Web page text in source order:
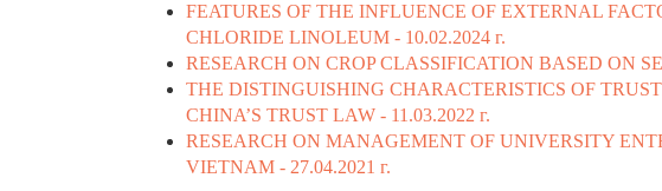
FEATURES OF THE INFLUENCE OF EXTERNAL
CHLORIDE LINOLEUM - 10.02.2024 г.
RESEARCH ON CROP CLASSIFICATION BASED ON
THE DISTINGUISHING CHARACTERISTICS OF
CHINA’S TRUST LAW - 11.03.2022 г.
RESEARCH ON MANAGEMENT OF UNIVERSITY
VIETNAM - 27.04.2021 г.